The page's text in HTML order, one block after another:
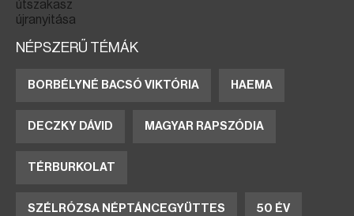
NÉPSZERŰ TÉMÁK
BORBÉLYNÉ BACSÓ VIKTÓRIA HAEMA
DECZKY DÁVID MAGYAR RAPSZÓDIA
TÉRBURKOLAT
SZÉLRÓZSA NÉPTÁNCEGYÜTTES 50 ÉV